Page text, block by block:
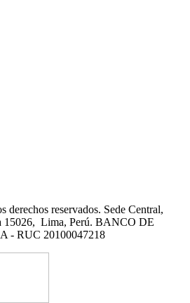
reservados. Sede Central,
15026, Lima, Perú. BANCO DE
- RUC 20100047218